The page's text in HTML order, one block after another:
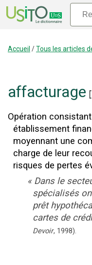
Accueil /Tous les articles
affacturage [
Opération
établissement
moyennant une
charge de leur
risques de pertes
« Dans le
spécialisés
prêt
cartes de
Devoir, 1998).